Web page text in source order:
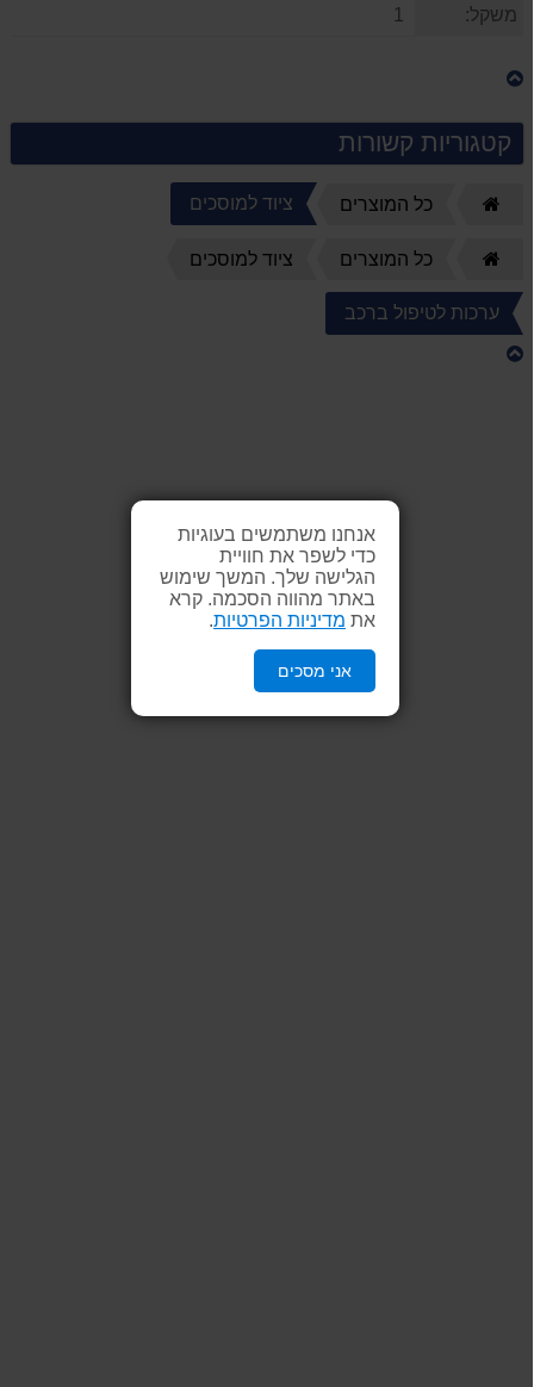
אנחנו משתמשים בעוגיות
כדי לשפר את חוויית
הגלישה שלך. המשך שימוש
באתר מהווה הסכמה. קרא
את מדיניות הפרטיות.
אני מסכים
משקל:
קטגוריות קשורות
כל המוצרים ציוד למוסכים
כל המוצרים ציוד למוסכים
ערכות לטיפול ברכב